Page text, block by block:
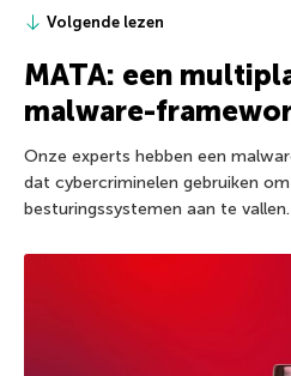
Volgende lezen
MATA: een
malware-
Onze experts hebben een
dat cybercriminelen gebruiken
besturingssystemen aan te vallen.